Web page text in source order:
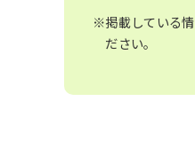
※掲載している
ださい。